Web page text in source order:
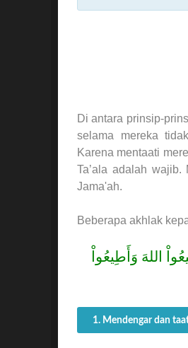
Di antara prinsip-
selama mereka
Karena mentaati
Ta’ala adalah
Jama'ah.
Beberapa akhlak
اللهَ وَأَطِيعُواْ
1. Mendengar dan